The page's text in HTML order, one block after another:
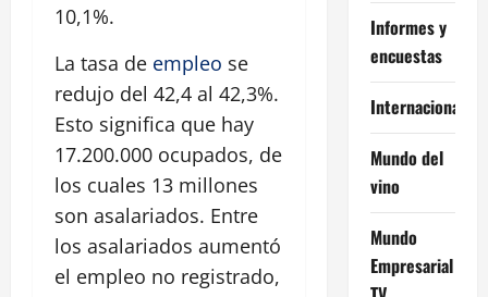
10,1%.
La tasa de empleo se
redujo del 42,4 al 42,3%.
Esto significa que hay
17.200.000 ocupados, de
los cuales 13 millones
son asalariados. Entre
los asalariados aumentó
el empleo no registrado,
Informes y
encuestas
Internacional
Mundo del
vino
Mundo
Empresarial